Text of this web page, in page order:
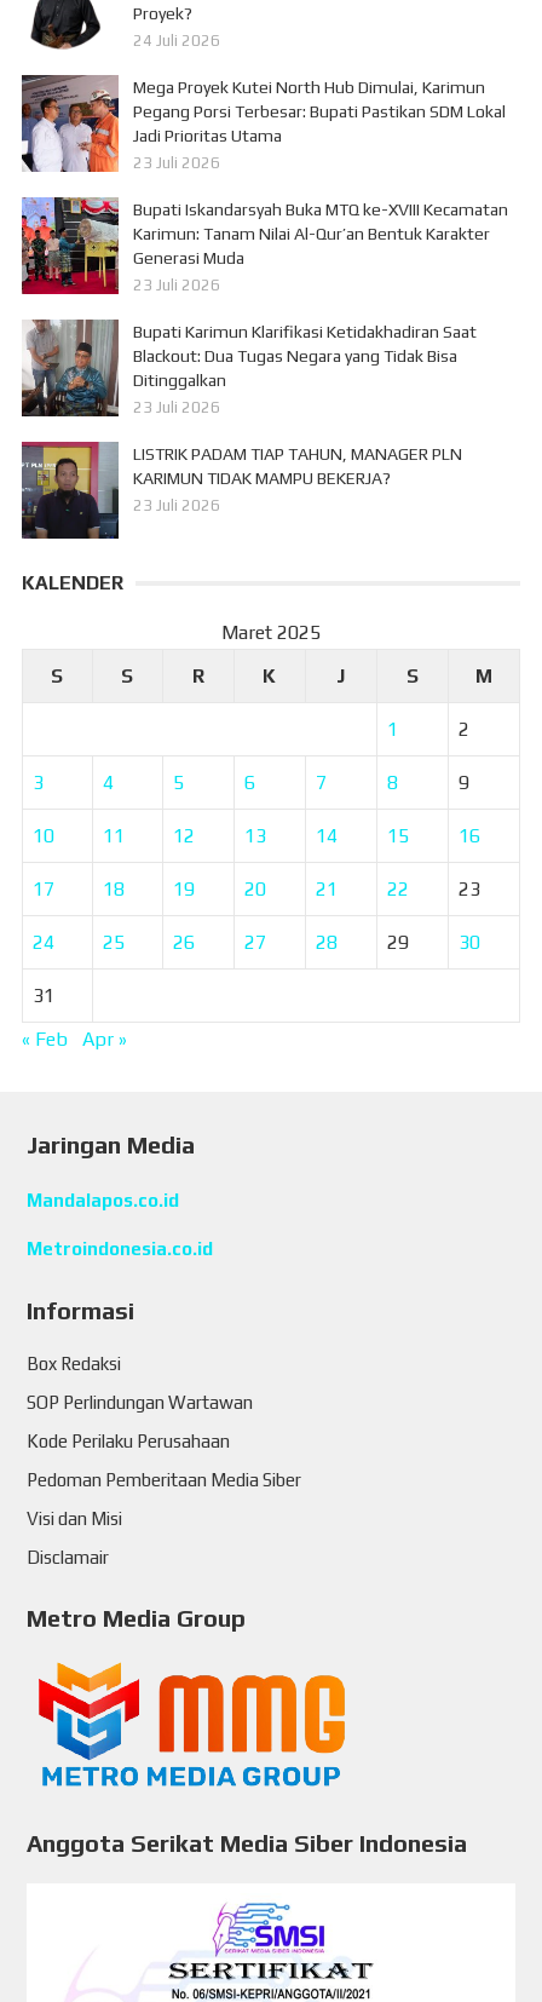
Proyek?
24 Juli 2026
Mega Proyek Kutei North Hub Dimulai, Karimun
Pegang Porsi Terbesar: Bupati Pastikan SDM Lokal
Jadi Prioritas Utama
23 Juli 2026
Bupati Iskandarsyah Buka MTQ ke-XVIII Kecamatan
Karimun: Tanam Nilai Al-Qur’an Bentuk Karakter
Generasi Muda
23 Juli 2026
Bupati Karimun Klarifikasi Ketidakhadiran Saat
Blackout: Dua Tugas Negara yang Tidak Bisa
Ditinggalkan
23 Juli 2026
LISTRIK PADAM TIAP TAHUN, MANAGER PLN
KARIMUN TIDAK MAMPU BEKERJA?
23 Juli 2026
KALENDER
Maret 2025
S
S R K J S M
1 2
3 4 5 6 7 8 9
10 11 12 13 14 15 16
17 18 19 20 21 22 23
24 25 26 27 28 29 30
31
« Feb
Apr »
Jaringan Media
Mandalapos.co.id
Metroindonesia.co.id
Informasi
Box Redaksi
SOP Perlindungan Wartawan
Kode Perilaku Perusahaan
Pedoman Pemberitaan Media Siber
Visi dan Misi
Disclamair
Metro Media Group
Anggota Serikat Media Siber Indonesia